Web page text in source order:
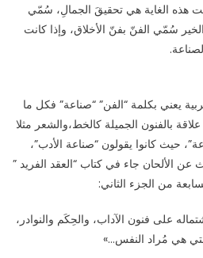
هذه الغاية هي تحقيقَ الجمالِ، سُمّي
سُمّي الفنّ بفنّ الأخلاق، وإذا كانت
يعني بكلمة “الفن” “صناعة” فكل ما
بالفنون الجميلة كالخط،والشعر مثلا
حيث كانوا يقولون “صناعة الأدب”،
الألحان جاء في كتاب “العقد الفريد ”
من الجزء الثاني:
على فنون الآداب، والحِكَم والنوادر،
هي مُراد النفس…»